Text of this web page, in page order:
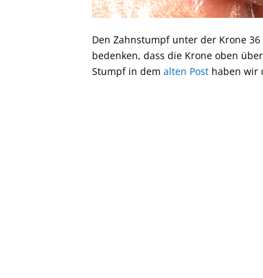
Den Zahnstumpf unter der Krone
bedenken, dass die Krone oben
Stumpf in demalten Post haben wir